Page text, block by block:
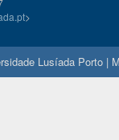
>
Lusíada Porto |